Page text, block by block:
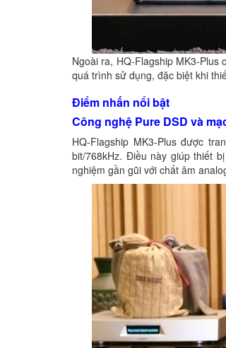
Ngoài ra, HQ-Flagship MK3-
quá trình sử dụng, đặc biệt khi
Điểm nhấn nổi bật
Công nghệ Pure DSD và
HQ-Flagship MK3-Plus được
bit/768kHz. Điều này giúp thiết
nghiệm gần gũi với chất âm